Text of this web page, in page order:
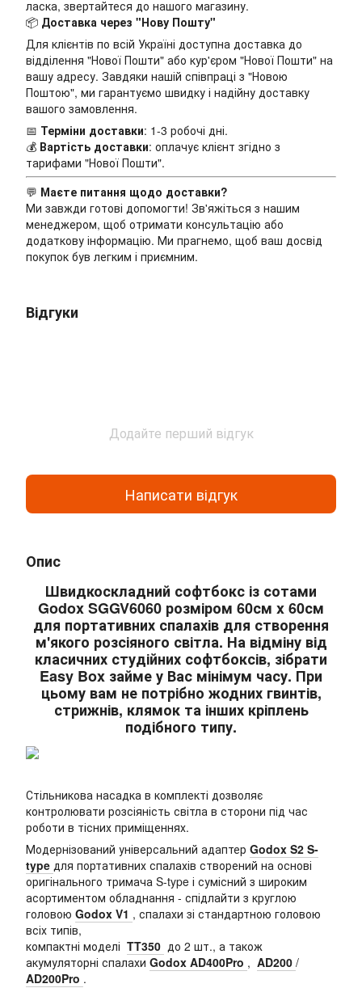
ласка, звертайтеся до нашого магазину.
📦 Доставка через "Нову Пошту"
Для клієнтів по всій Україні доступна доставка до
відділення "Нової Пошти" або кур'єром "Нової Пошти" на
вашу адресу. Завдяки нашій співпраці з "Новою
Поштою", ми гарантуємо швидку і надійну доставку
вашого замовлення.
📅 Терміни доставки: 1-3 робочі дні.
💰 Вартість доставки: оплачує клієнт згідно з
тарифами "Нової Пошти".
💬 Маєте питання щодо доставки?
Ми завжди готові допомогти! Зв'яжіться з нашим
менеджером, щоб отримати консультацію або
додаткову інформацію. Ми прагнемо, щоб ваш досвід
покупок був легким і приємним.
Відгуки
Додайте перший відгук
Написати відгук
Опис
Швидкоскладний софтбокс із сотами
Godox SGGV6060 розміром 60см x 60см
для портативних спалахів для створення
м'якого розсіяного світла. На відміну від
класичних студійних софтбоксів, зібрати
Easy Box займе у Вас мінімум часу. При
цьому вам не потрібно жодних гвинтів,
стрижнів, клямок та інших кріплень
подібного типу.
Стільникова насадка в комплекті дозволяє
контролювати розсіяність світла в сторони під час
роботи в тісних приміщеннях.
Модернізований універсальний адаптер Godox S2 S-
type для портативних спалахів створений на основі
оригінального тримача S-type і сумісний з широким
асортиментом обладнання - спідлайти з круглою
головою Godox V1 , спалахи зі стандартною головою
всіх типів,
компактні моделі TT350 до 2 шт., а також
акумуляторні спалахи Godox AD400Pro , AD200 /
AD200Pro .